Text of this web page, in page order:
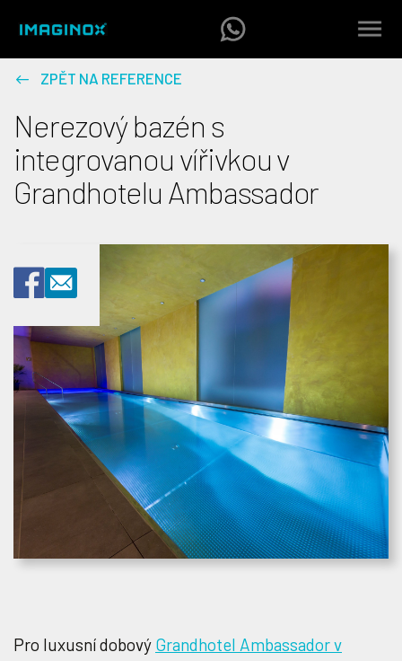
ZPĚT NA REFERENCE
Nerezový bazén s
integrovanou vířivkou v
Grandhotelu Ambassador
Pro luxusní dobový Grandhotel Ambassador v